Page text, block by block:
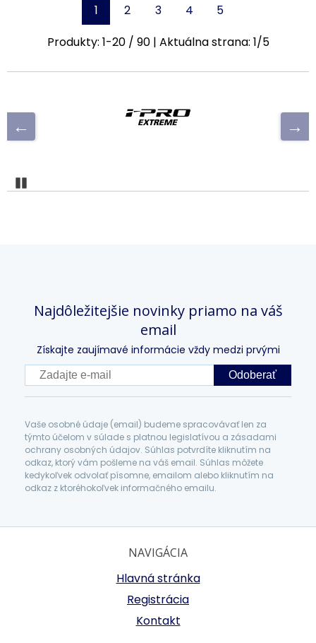
1 2 3 4
5
Produkty: 1-20/ 90| Aktuálna strana: 1/5
Najdôležitejšie novinky priamo na váš
email
Získajte zaujímavé informácie vždy medzi prvými
Odoberať
Vaše osobné údaje (email) budeme spracovávať len za
týmto účelom v súlade s platnou legislatívou a zásadami
ochrany osobných údajov. Súhlas potvrdíte kliknutím na
odkaz, ktorý vám pošleme na váš email. Súhlas môžete
kedykoľvek odvolať písomne, emailom alebo kliknutím na
odkaz z ktoréhokoľvek informačného emailu.
NAVIGÁCIA
Hlavná stránka
Registrácia
Kontakt